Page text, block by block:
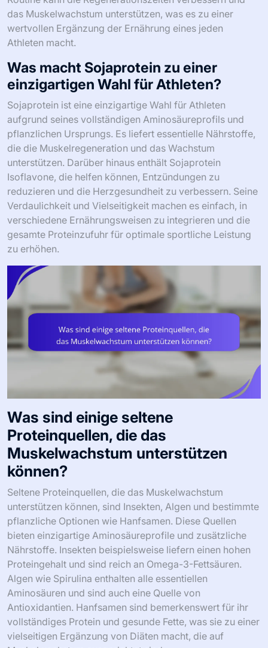
das Muskelwachstum unterstützen, was es zu einer
wertvollen Ergänzung der Ernährung eines jeden
Athleten macht.
Was macht Sojaprotein zu einer
einzigartigen Wahl für Athleten?
Sojaprotein ist eine einzigartige Wahl für Athleten
aufgrund seines vollständigen Aminosäureprofils und
pflanzlichen Ursprungs. Es liefert essentielle Nährstoffe,
die die Muskelregeneration und das Wachstum
unterstützen. Darüber hinaus enthält Sojaprotein
Isoflavone, die helfen können, Entzündungen zu
reduzieren und die Herzgesundheit zu verbessern. Seine
Verdaulichkeit und Vielseitigkeit machen es einfach, in
verschiedene Ernährungsweisen zu integrieren und die
gesamte Proteinzufuhr für optimale sportliche Leistung
zu erhöhen.
Was sind einige seltene
Proteinquellen, die das
Muskelwachstum unterstützen
können?
Seltene Proteinquellen, die das Muskelwachstum
unterstützen können, sind Insekten, Algen und bestimmte
pflanzliche Optionen wie Hanfsamen. Diese Quellen
bieten einzigartige Aminosäureprofile und zusätzliche
Nährstoffe. Insekten beispielsweise liefern einen hohen
Proteingehalt und sind reich an Omega-3-Fettsäuren.
Algen wie Spirulina enthalten alle essentiellen
Aminosäuren und sind auch eine Quelle von
Antioxidantien. Hanfsamen sind bemerkenswert für ihr
vollständiges Protein und gesunde Fette, was sie zu einer
vielseitigen Ergänzung von Diäten macht, die auf